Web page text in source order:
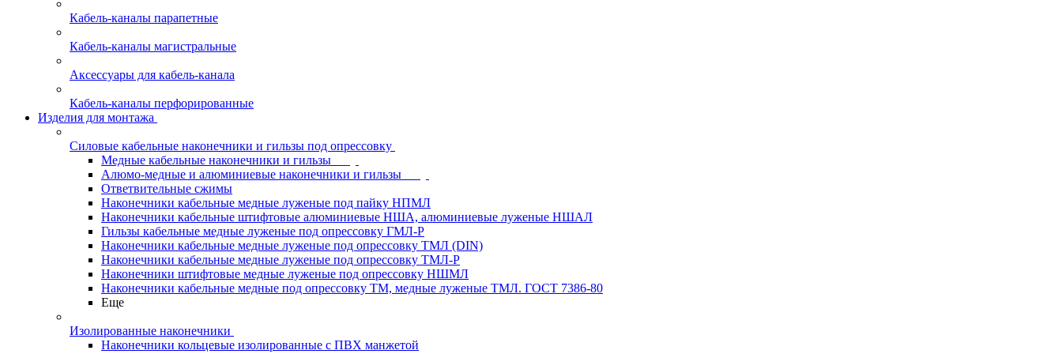
Кабель-каналы парапетные
Кабель-каналы магистральные
Аксессуары для кабель-канала
Кабель-каналы перфорированные
Изделия для монтажа
Силовые кабельные наконечники и гильзы под опрессовку
Медные кабельные наконечники и гильзы
Алюмо-медные и алюминиевые наконечники и гильзы
Ответвительные сжимы
Наконечники кабельные медные луженые под пайку НПМЛ
Наконечники кабельные штифтовые алюминиевые НША, алюминиевые луженые НШАЛ
Гильзы кабельные медные луженые под опрессовку ГМЛ-Р
Наконечники кабельные медные луженые под опрессовку ТМЛ (DIN)
Наконечники кабельные медные луженые под опрессовку ТМЛ-Р
Наконечники штифтовые медные луженые под опрессовку НШМЛ
Наконечники кабельные медные под опрессовку ТМ, медные луженые ТМЛ. ГОСТ 7386-80
Еще
Изолированные наконечники
Наконечники кольцевые изолированные с ПВХ манжетой